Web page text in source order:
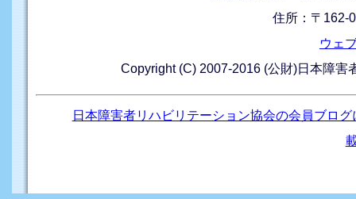
住所：〒162-
ウェ
Copyright (C) 2007-2016 (公財)日本障
日本障害者リハビリテーション協会の会員ブロ